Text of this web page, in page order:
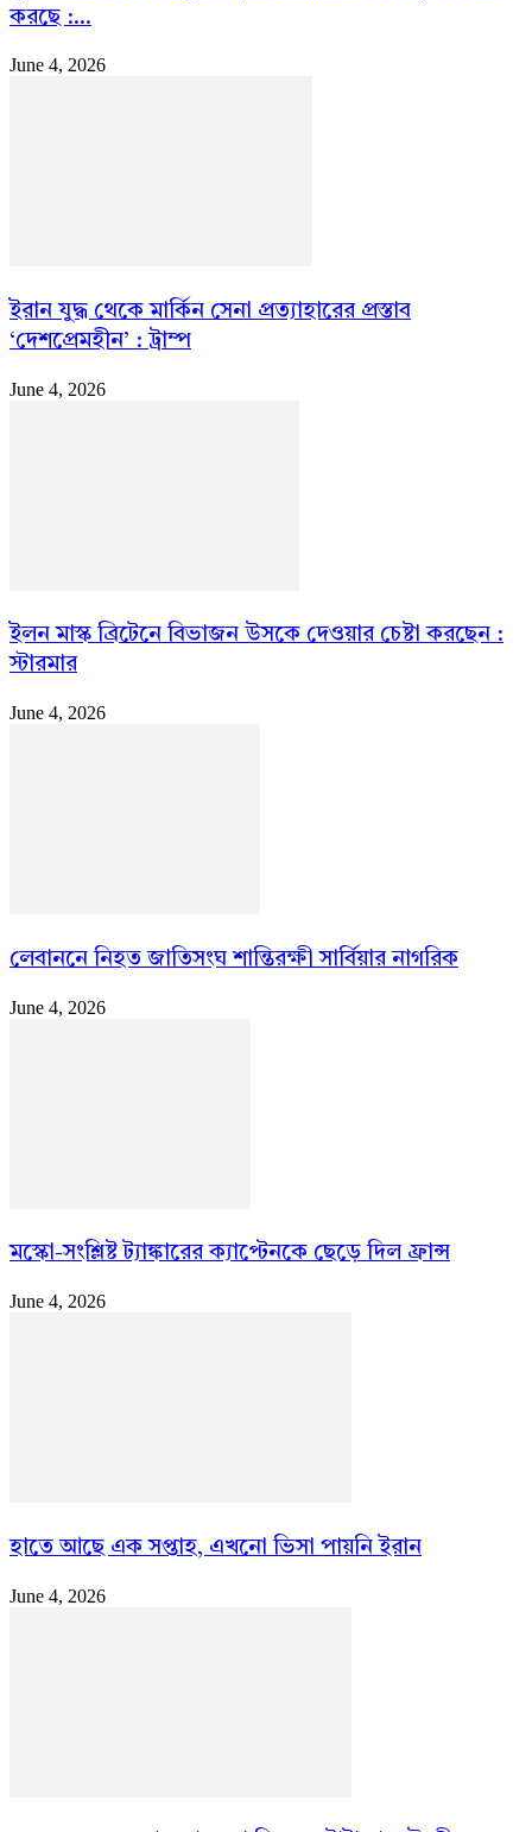
করছে :...
June 4, 2026
ইরান যুদ্ধ থেকে মার্কিন সেনা প্রত্যাহারের প্রস্তাব
‘দেশপ্রেমহীন’ : ট্রাম্প
June 4, 2026
ইলন মাস্ক ব্রিটেনে বিভাজন উসকে দেওয়ার চেষ্টা করছেন :
স্টারমার
June 4, 2026
লেবাননে নিহত জাতিসংঘ শান্তিরক্ষী সার্বিয়ার নাগরিক
June 4, 2026
মস্কো-সংশ্লিষ্ট ট্যাঙ্কারের ক্যাপ্টেনকে ছেড়ে দিল ফ্রান্স
June 4, 2026
হাতে আছে এক সপ্তাহ, এখনো ভিসা পায়নি ইরান
June 4, 2026